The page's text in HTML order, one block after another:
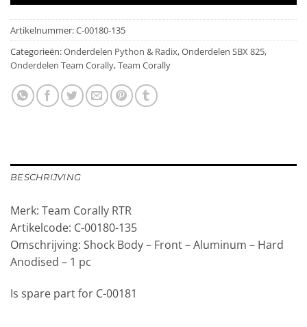
Artikelnummer:C-00180-135
Categorieën:Onderdelen Python & Radix,Onderdelen SBX 825,
Onderdelen Team Corally,Team Corally
BESCHRIJVING
Merk: Team Corally RTR
Artikelcode: C-00180-135
Omschrijving: Shock Body – Front – Aluminum – Hard
Anodised – 1 pc
Is spare part for C-00181